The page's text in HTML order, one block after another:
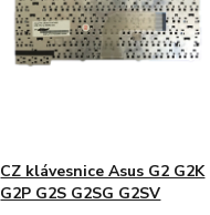
CZ klávesnice Asus G2 G2K
G2P G2S G2SG G2SV